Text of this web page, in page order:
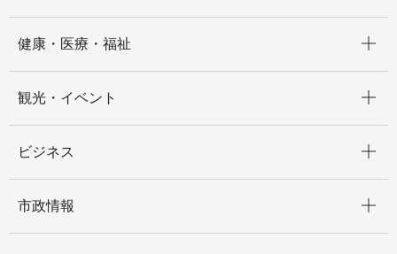
健康・医療・福祉
観光・イベント
ビジネス
市政情報